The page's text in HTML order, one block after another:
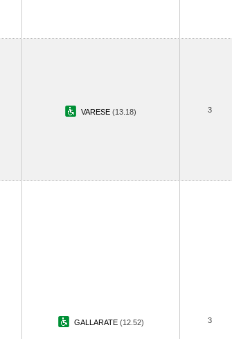
VARESE (13.18) 3
GALLARATE (12.52) 3